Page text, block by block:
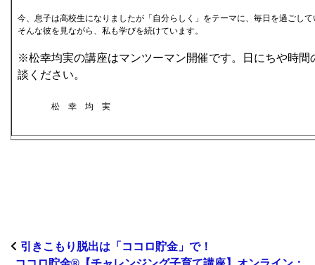
今、息子は高校生になりましたが「自分らしく」をテーマに、毎日を過ごして
そんな彼を見ながら、私も学びを続けています。
※松幸均実の講座はマンツーマン開催です。日にちや時
談ください。
松 幸 均 実
引きこもり脱出は「ココロ貯金」で！